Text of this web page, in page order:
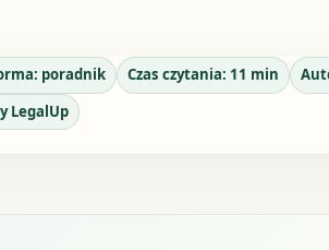
poradnik Czas czytania: 11 min
LegalUp